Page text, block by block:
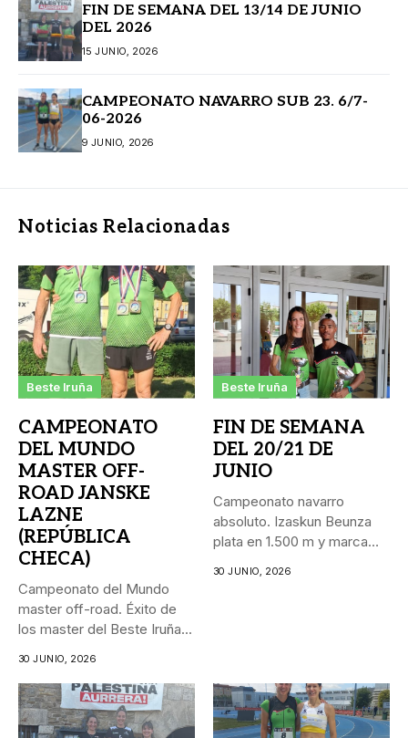
FIN DE SEMANA DEL 13/14 DE JUNIO
DEL 2026
15 JUNIO, 2026
CAMPEONATO NAVARRO SUB 23. 6/7-
06-2026
9 JUNIO, 2026
Noticias Relacionadas
Beste Iruña
CAMPEONATO
DEL MUNDO
MASTER OFF-
ROAD JANSKE
LAZNE
(REPÚBLICA
CHECA)
Campeonato del Mundo
master off-road. Éxito de
los master del Beste Iruña...
30 JUNIO, 2026
Beste Iruña
FIN DE SEMANA
DEL 20/21 DE
JUNIO
Campeonato navarro
absoluto. Izaskun Beunza
plata en 1.500 m y marca
30 JUNIO, 2026